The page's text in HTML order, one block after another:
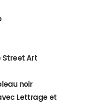
Street Art
noir
Lettrage et